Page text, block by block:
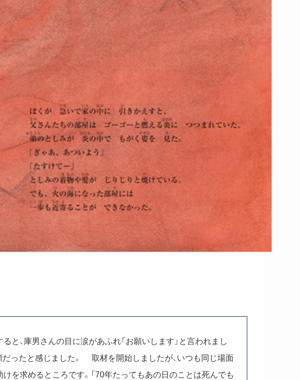
と、庫男さんの目に涙があふれ「お願いします」と言われまし
ったと感じました。 取材を開始しましたが、いつも同じ場面
を求めるところです。「70年たってもあの日のことは死んでも